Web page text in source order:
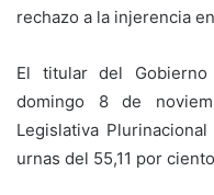
rechazo a la injerencia
El titular del
domingo 8 de
Legislativa
urnas del 55,11 por